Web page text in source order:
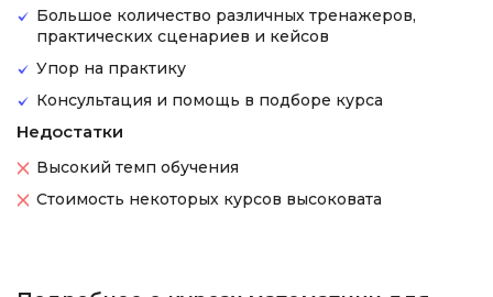
Большое количество различных тренажеров,
практических сценариев и кейсов
Упор на практику
Консультация и помощь в подборе курса
Недостатки
Высокий темп обучения
Стоимость некоторых курсов высоковата